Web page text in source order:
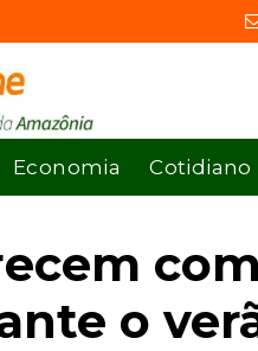
Economia Cotidiano
o